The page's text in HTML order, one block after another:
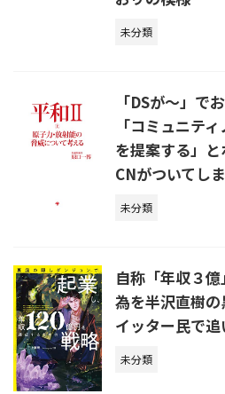
未分類
「DSが～」で
「コミュニテ
を提案する」
CNがついてし
未分類
自称「年収３
為を半沢直樹
イッター民で
未分類